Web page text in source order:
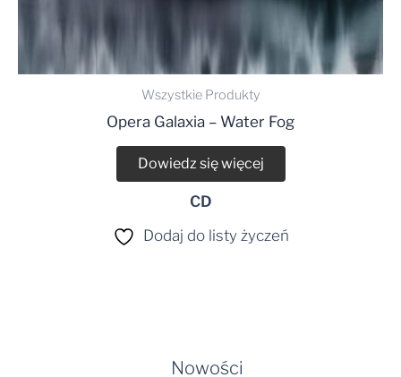
Nowości
Wszystkie Produkty
Opera Galaxia – Water Fog
Dowiedz się więcej
CD
Dodaj do listy życzeń